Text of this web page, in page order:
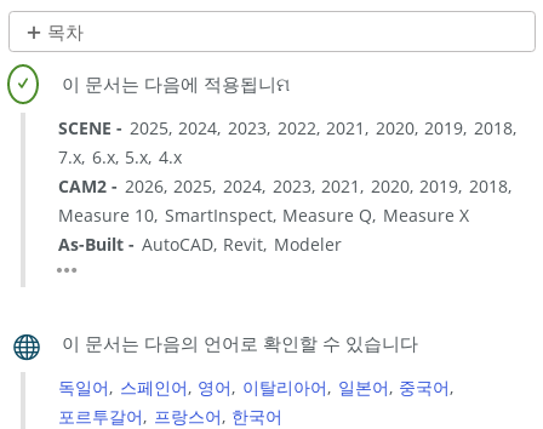
PDF
로
저
장
목차
절
차
온
라
인
수
이
선
스
SCENE 2025 2024 2023 2022 2021 2020 2019 2018
7.x 6.x 5.x 4.x
CAM2 2026 2025 2024 2023 2021 2020 2019 2018
Measure 10 SmartInspect Measure Q Measure X
As-Built AutoCAD Revit Modeler
독일어 스페인어 영어 이탈리아어 일본어 중국어
포르투갈어 프랑스어 한국어